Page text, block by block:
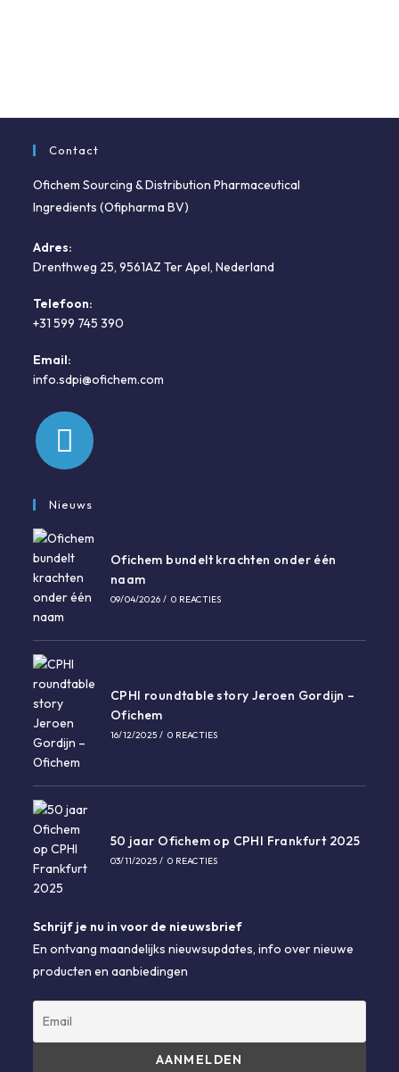
Contact
Ofichem Sourcing & Distribution Pharmaceutical
Ingredients (Ofipharma BV)
Adres:
Drenthweg 25, 9561AZ Ter Apel, Nederland
Telefoon:
+31 599 745 390
in
je
toepassing
Email:
info.sdpi@ofichem.com
in
nieuwe
Nieuws
Ofichem bundelt krachten onder één
naam
09/04/2026 / 0 REACTIES
CPHI roundtable story Jeroen Gordijn –
Ofichem
16/12/2025 / 0 REACTIES
50 jaar Ofichem op CPHI Frankfurt 2025
03/11/2025 / 0 REACTIES
Schrijf je nu in voor de nieuwsbrief
En ontvang maandelijks nieuwsupdates, info over nieuwe
producten en aanbiedingen